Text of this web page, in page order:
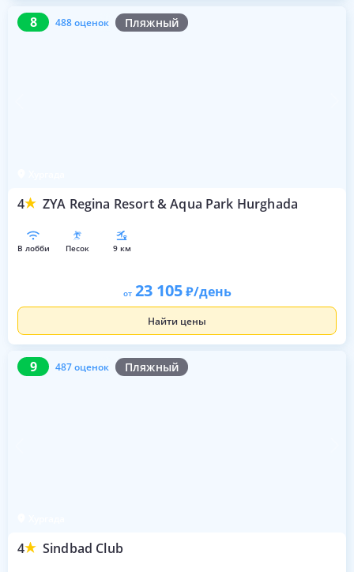
8 488 оценок Пляжный
4 ZYA Regina Resort & Aqua Park Hurghada
8 488 оценок
в лобби песок 9 км
от 23 105 /день
Найти цены
9 487 оценок Пляжный
4 Sindbad Club
9 487 оценок